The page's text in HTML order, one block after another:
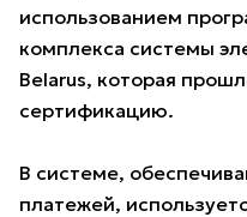
использованием
комплекса системы
Belarus, которая
сертификацию.
В системе,
платежей,